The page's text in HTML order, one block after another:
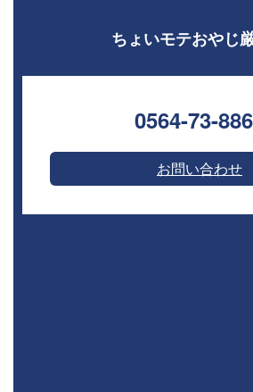
ちょいモテおやじ
0564-73-
お問い合わせ